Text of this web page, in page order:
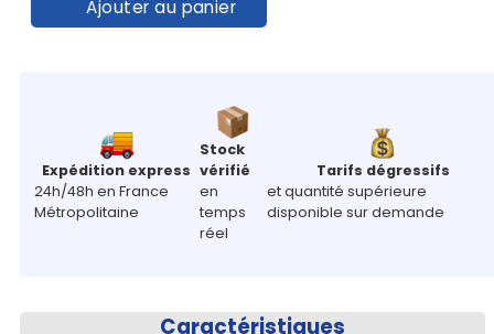
Ajouter au panier
Expédition express
24h/48h en France
Métropolitaine
Stock
vérifié
en
temps
réel
Tarifs dégressifs
et quantité supérieure
disponible sur demande
Caractéristiques